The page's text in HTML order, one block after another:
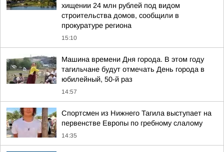
хищении 24 млн рублей под видом
строительства домов, сообщили в
прокуратуре региона
15:10
Машина времени Дня города. В этом году
тагильчане будут отмечать День города в
юбилейный, 50-й раз
14:57
Спортсмен из Нижнего Тагила выступает на
первенстве Европы по гребному слалому
14:35